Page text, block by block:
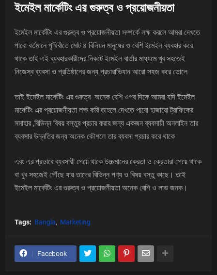
ইমেইল মার্কেটিং এর গুরুত্ব ও প্রয়োজনীয়তা
ইমেইল মার্কেটিং এর গুরুত্ব ও প্রয়োজনীয়তা সম্পর্কে লক্ষ করলে আমরা দেখতে
পাবো বর্তমানে পৃথিবীতে মোট ৪ বিলিয়ন মানুষের ও বেশি ইমেইল ব্যবহার করে
থাকে তাই এই ব্যবহারকারীদের নিকটে ইমেইল বার্তার মাধ্যমে খুব সহজেই
নিজেস্ব ব্যবসা ও প্রতিষ্ঠানের জন্য প্রচারাভিযান আরো সহজ করে তোলে
তাই ইমেইল মার্কেটিং এর গুরুত্ব অনেক বেশি ওপর দিকে আমরা যদি ইমেইল
মার্কেটিং এর প্রয়োজনীয়তা লক্ষ করি তাহলে দেখতে পাবো হাজারো ট্রাফিকের
সমাহার ,বিভিন্ন বিষয় বস্তুর প্রচার করার জন্য একজন ব্যবসায়ী অনলাইন তার
ব্যবসার উন্নতির জন্য অনেক কৌশলে তার ব্যবসা প্রচার করে থাকে
এবং এর প্রভাবে ব্যবসায়ী পেয়ে থাকে উচ্চমানের ক্রেতা ও ক্রেতারা পেয়ে থাকে
বা খুব সহজেই পৌঁছে যায় তাদের বিভিন্ন পণ্য ও বিষয় বস্তু কাছে। তাই
ইমেইল মার্কেটিং এর গুরুত্ব ও প্রয়োজনীয়তা অনেক বেশি ও লাভ জনক।
Tags: Bangla Marketing
Facebook